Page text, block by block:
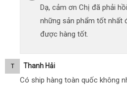
Dạ, cảm ơn Chị đã phải
những sản phẩm tốt nhất
được hàng tốt.
T Thanh Hải
Có ship hàng toàn quốc không